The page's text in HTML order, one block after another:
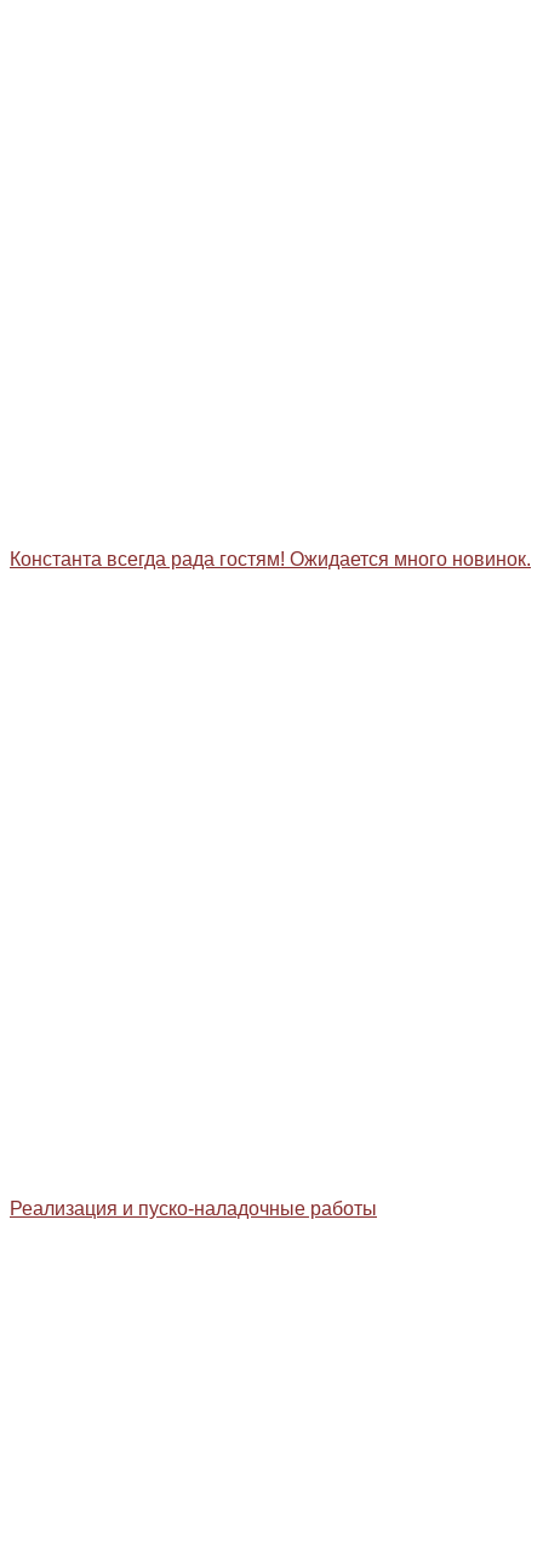
Константа всегда рада гостям! Ожидается много новинок.
Реализация и пуско-наладочные работы